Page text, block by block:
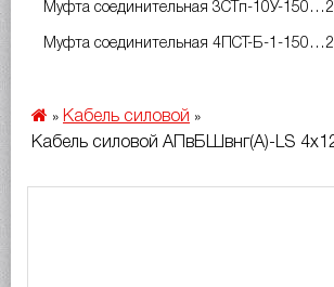
Муфта соединительная 3СТп-10У-
Муфта соединительная 4ПСТ-Б-1-
» Кабель силовой »
Кабель силовой АПвБШвнг(A)-LS